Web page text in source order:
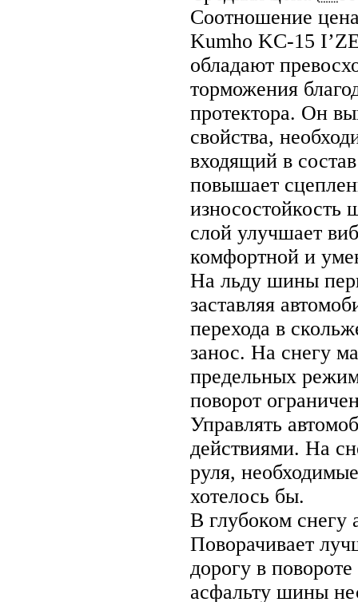
Соотношение
Kumho KC-15
обладают
торможения
протектора. Он
свойства,
входящий в
повышает
слой улучшает
комфортной и
На льду шины
заставляя
перехода в
занос. На снегу
предельных
поворот
Управлять
действиями. На
руля,
хотелось бы.
В глубоком снегу
Поворачивает
дорогу в
асфальту шины